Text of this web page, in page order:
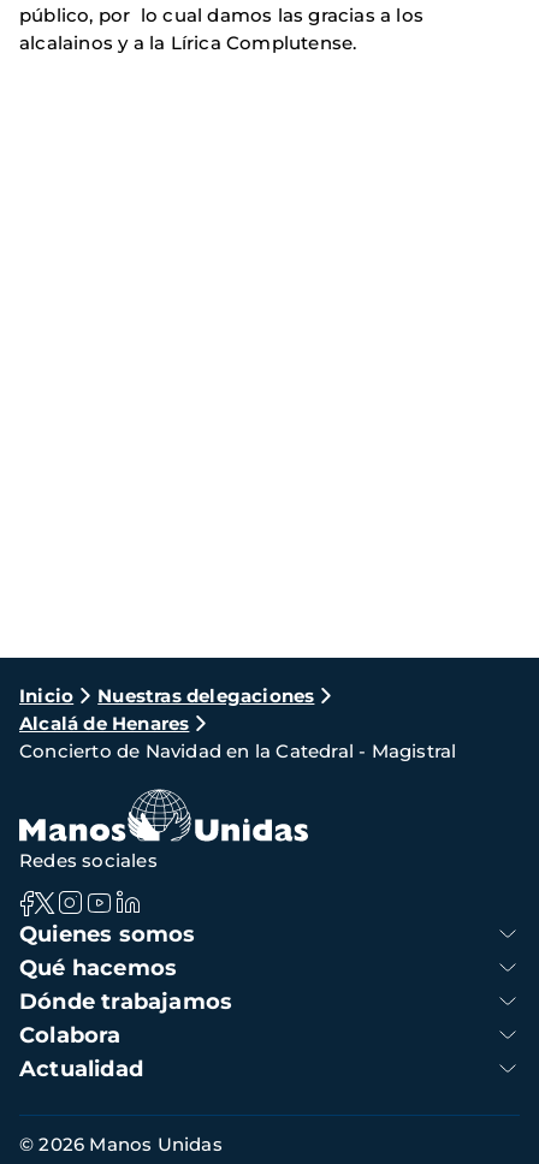
público, por lo cual damos las gracias a los
alcalainos y a la Lírica Complutense.
Ruta
de
navegación
Inicio
Nuestras delegaciones
Alcalá de Henares
Concierto de Navidad en la Catedral - Magistral
Navegación
principal
Quienes somos
Qué hacemos
Dónde trabajamos
Colabora
Actualidad
Redes sociales
Información
© 2026 Manos Unidas